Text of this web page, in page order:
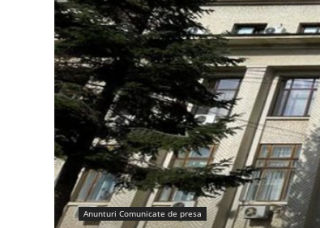
Anunturi Comunicate de presa